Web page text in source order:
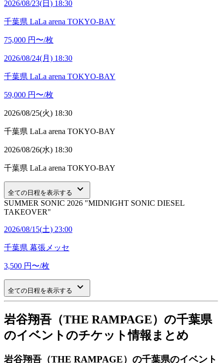
2026/08/23(日) 18:30
千葉県 LaLa arena TOKYO-BAY
75,000 円〜/枚
2026/08/24(月) 18:30
千葉県 LaLa arena TOKYO-BAY
59,000 円〜/枚
2026/08/25(火) 18:30
千葉県 LaLa arena TOKYO-BAY
2026/08/26(水) 18:30
千葉県 LaLa arena TOKYO-BAY
全ての日程を表示する keyboard_arrow_down
SUMMER SONIC 2026 "MIDNIGHT SONIC DIESEL
TAKEOVER"
2026/08/15(土) 23:00
千葉県 幕張メッセ
3,500 円〜/枚
全ての日程を表示する keyboard_arrow_down
岩谷翔吾（THE RAMPAGE）の千葉県
のイベントのチケット情報まとめ
岩谷翔吾（THE RAMPAGE）の千葉県のイベント